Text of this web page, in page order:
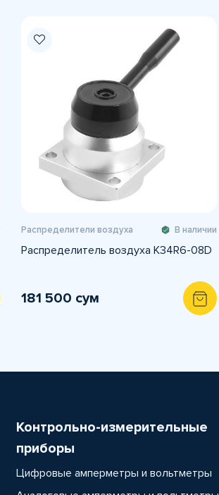
Распределители воздуха В наличии
Распределитель воздуха K34R6-08D
181 500 сум
Контрольно-измерительные
приборы
Цифровые амперметры и вольтметры